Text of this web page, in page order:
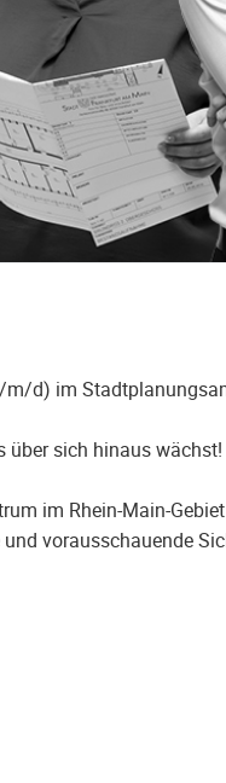
d) im
über sich hinaus wächst!
im Rhein-Main-
vorausschauende